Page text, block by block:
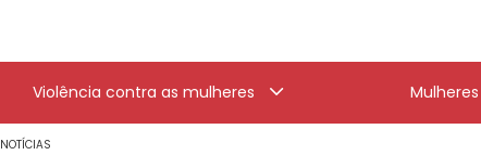
Violência contra as mulheres
NOTÍCIAS